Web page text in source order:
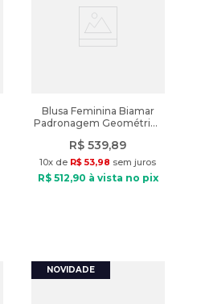
Blusa Feminina Biamar
Padronagem Geométrica
R$ 539,89
10x de R$ 53,98 sem juros
R$ 512,90 à vista no pix